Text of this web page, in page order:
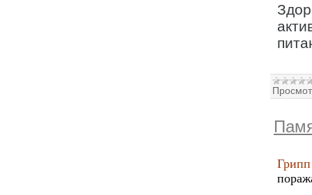
Грипп